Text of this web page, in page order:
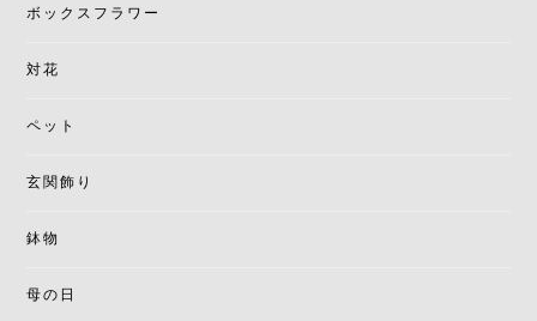
ボックスフラワー
対花
ペット
玄関飾り
鉢物
母の日